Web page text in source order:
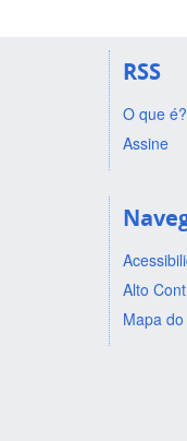
RSS
O que é?
Assine
Alto
Mapa